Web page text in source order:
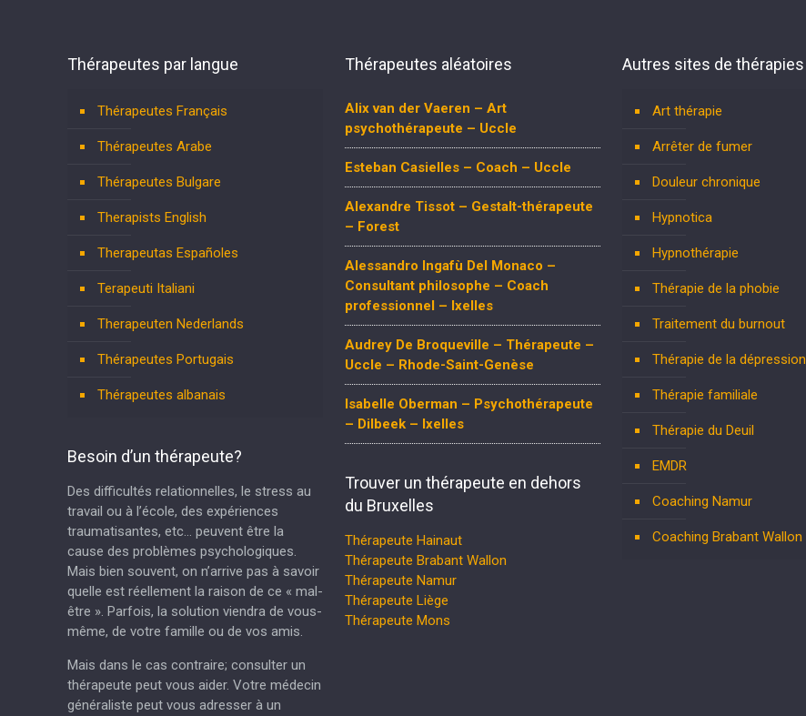
Thérapeutes par langue
Thérapeutes Français
Thérapeutes Arabe
Thérapeutes Bulgare
Therapists English
Therapeutas Españoles
Terapeuti Italiani
Therapeuten Nederlands
Thérapeutes Portugais
Thérapeutes albanais
Besoin d’un thérapeute?
Des difficultés relationnelles, le stress au
travail ou à l’école, des expériences
traumatisantes, etc… peuvent être la
cause des problèmes psychologiques.
Mais bien souvent, on n’arrive pas à savoir
quelle est réellement la raison de ce « mal-
être ». Parfois, la solution viendra de vous-
même, de votre famille ou de vos amis.
Mais dans le cas contraire; consulter un
thérapeute peut vous aider. Votre médecin
généraliste peut vous adresser à un
Thérapeutes aléatoires
Alix van der Vaeren – Art
psychothérapeute – Uccle
Esteban Casielles – Coach – Uccle
Alexandre Tissot – Gestalt-thérapeute
– Forest
Alessandro Ingafù Del Monaco –
Consultant philosophe – Coach
professionnel – Ixelles
Audrey De Broqueville – Thérapeute –
Uccle – Rhode-Saint-Genèse
Isabelle Oberman – Psychothérapeute
– Dilbeek – Ixelles
Trouver un thérapeute en dehors
du Bruxelles
Thérapeute Hainaut
Thérapeute Brabant Wallon
Thérapeute Namur
Thérapeute Liège
Thérapeute Mons
Autres sites de thérapies
Art thérapie
Arrêter de fumer
Douleur chronique
Hypnotica
Hypnothérapie
Thérapie de la phobie
Traitement du burnout
Thérapie de la dépression
Thérapie familiale
Thérapie du Deuil
EMDR
Coaching Namur
Coaching Brabant Wallon